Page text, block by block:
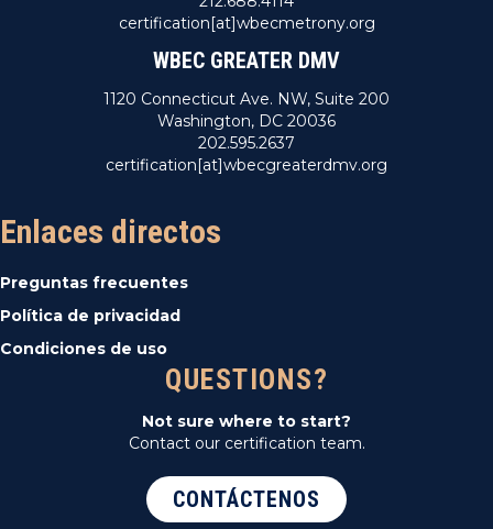
certification[at]wbecmetrony.org
WBEC GREATER DMV
1120 Connecticut Ave. NW, Suite 200
Washington, DC 20036
202.595.2637
certification[at]wbecgreaterdmv.org
Enlaces directos
Preguntas frecuentes
Política de privacidad
Condiciones de uso
QUESTIONS?
Not sure where to start?
Contact our certification team.
CONTÁCTENOS